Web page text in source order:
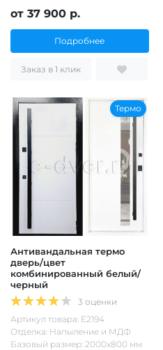
от 37 900 р.
Подробнее
Заказ в 1 клик
Термо
Антивандальная термо
дверь/цвет
комбинированный белый/
черный
3 оценки
Артикул товара: Е2194
Отделка: Напыление и МДФ
Базовый размер: 2000х800 мм